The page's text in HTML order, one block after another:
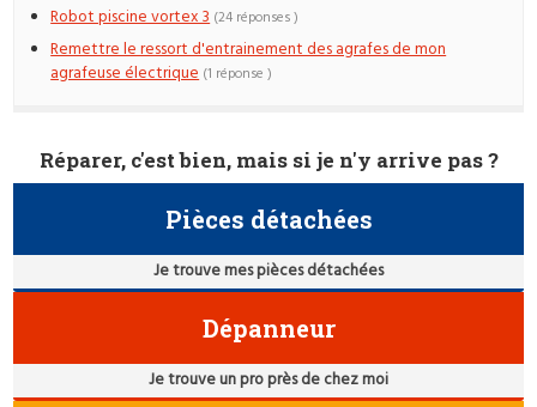
Robot piscine vortex 3 (24 réponses )
Remettre le ressort d'entrainement des agrafes de mon
agrafeuse électrique (1 réponse )
Réparer, c'est bien, mais si je n'y arrive pas ?
Pièces détachées
Je trouve mes pièces détachées
Dépanneur
Je trouve un pro près de chez moi